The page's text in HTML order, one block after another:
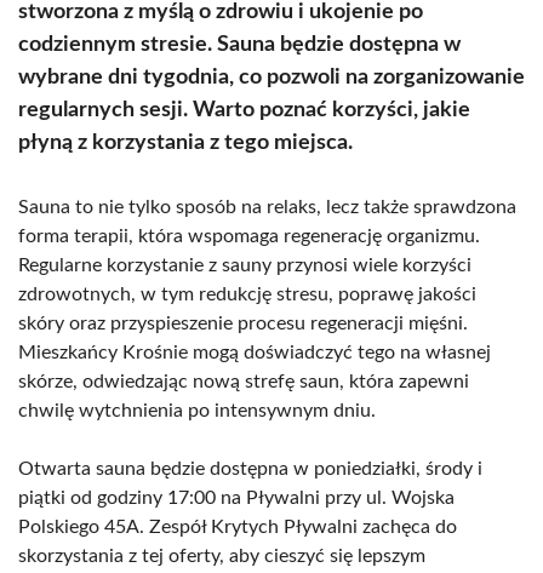
stworzona z myślą o zdrowiu i ukojenie po
codziennym stresie. Sauna będzie dostępna w
wybrane dni tygodnia, co pozwoli na zorganizowanie
regularnych sesji. Warto poznać korzyści, jakie
płyną z korzystania z tego miejsca.
Sauna to nie tylko sposób na relaks, lecz także sprawdzona
forma terapii, która wspomaga regenerację organizmu.
Regularne korzystanie z sauny przynosi wiele korzyści
zdrowotnych, w tym redukcję stresu, poprawę jakości
skóry oraz przyspieszenie procesu regeneracji mięśni.
Mieszkańcy Krośnie mogą doświadczyć tego na własnej
skórze, odwiedzając nową strefę saun, która zapewni
chwilę wytchnienia po intensywnym dniu.
Otwarta sauna będzie dostępna w poniedziałki, środy i
piątki od godziny 17:00 na Pływalni przy ul. Wojska
Polskiego 45A. Zespół Krytych Pływalni zachęca do
skorzystania z tej oferty, aby cieszyć się lepszym